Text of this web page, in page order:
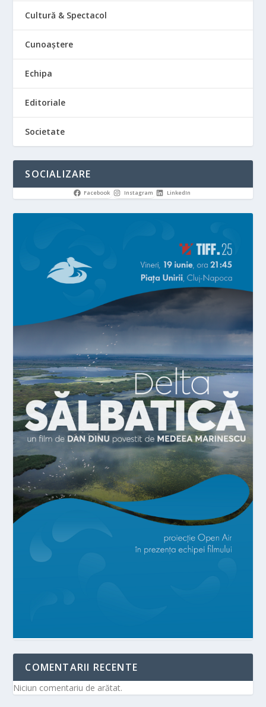
Cultură & Spectacol
Cunoaștere
Echipa
Editoriale
Societate
SOCIALIZARE
Facebook Instagram LinkedIn
COMENTARII RECENTE
Niciun comentariu de arătat.